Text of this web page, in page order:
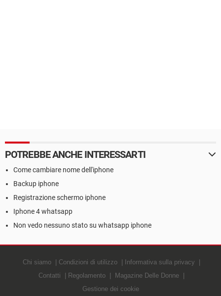
POTREBBE ANCHE INTERESSARTI
Come cambiare nome dell'iphone
Backup iphone
Registrazione schermo iphone
Iphone 4 whatsapp
Non vedo nessuno stato su whatsapp iphone
Chi siamo Condizioni di utilizzo
Informativa sulla privacy
Contatti
Regolamento
Magazine Delle Donne
Gestione dei cookie